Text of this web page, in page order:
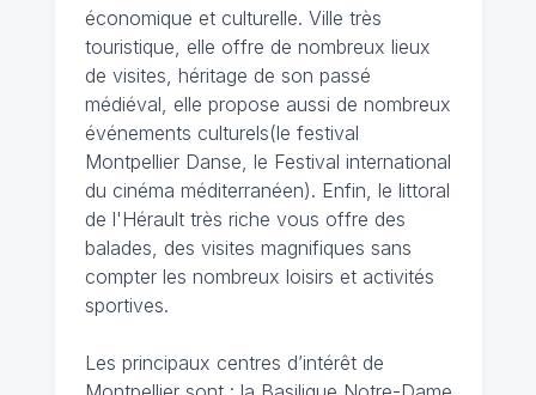
économique et culturelle. Ville très
touristique, elle offre de nombreux lieux
de visites, héritage de son passé
médiéval, elle propose aussi de nombreux
événements culturels(le festival
Montpellier Danse, le Festival international
du cinéma méditerranéen). Enfin, le littoral
de l'Hérault très riche vous offre des
balades, des visites magnifiques sans
compter les nombreux loisirs et activités
sportives.
Les principaux centres d’intérêt de